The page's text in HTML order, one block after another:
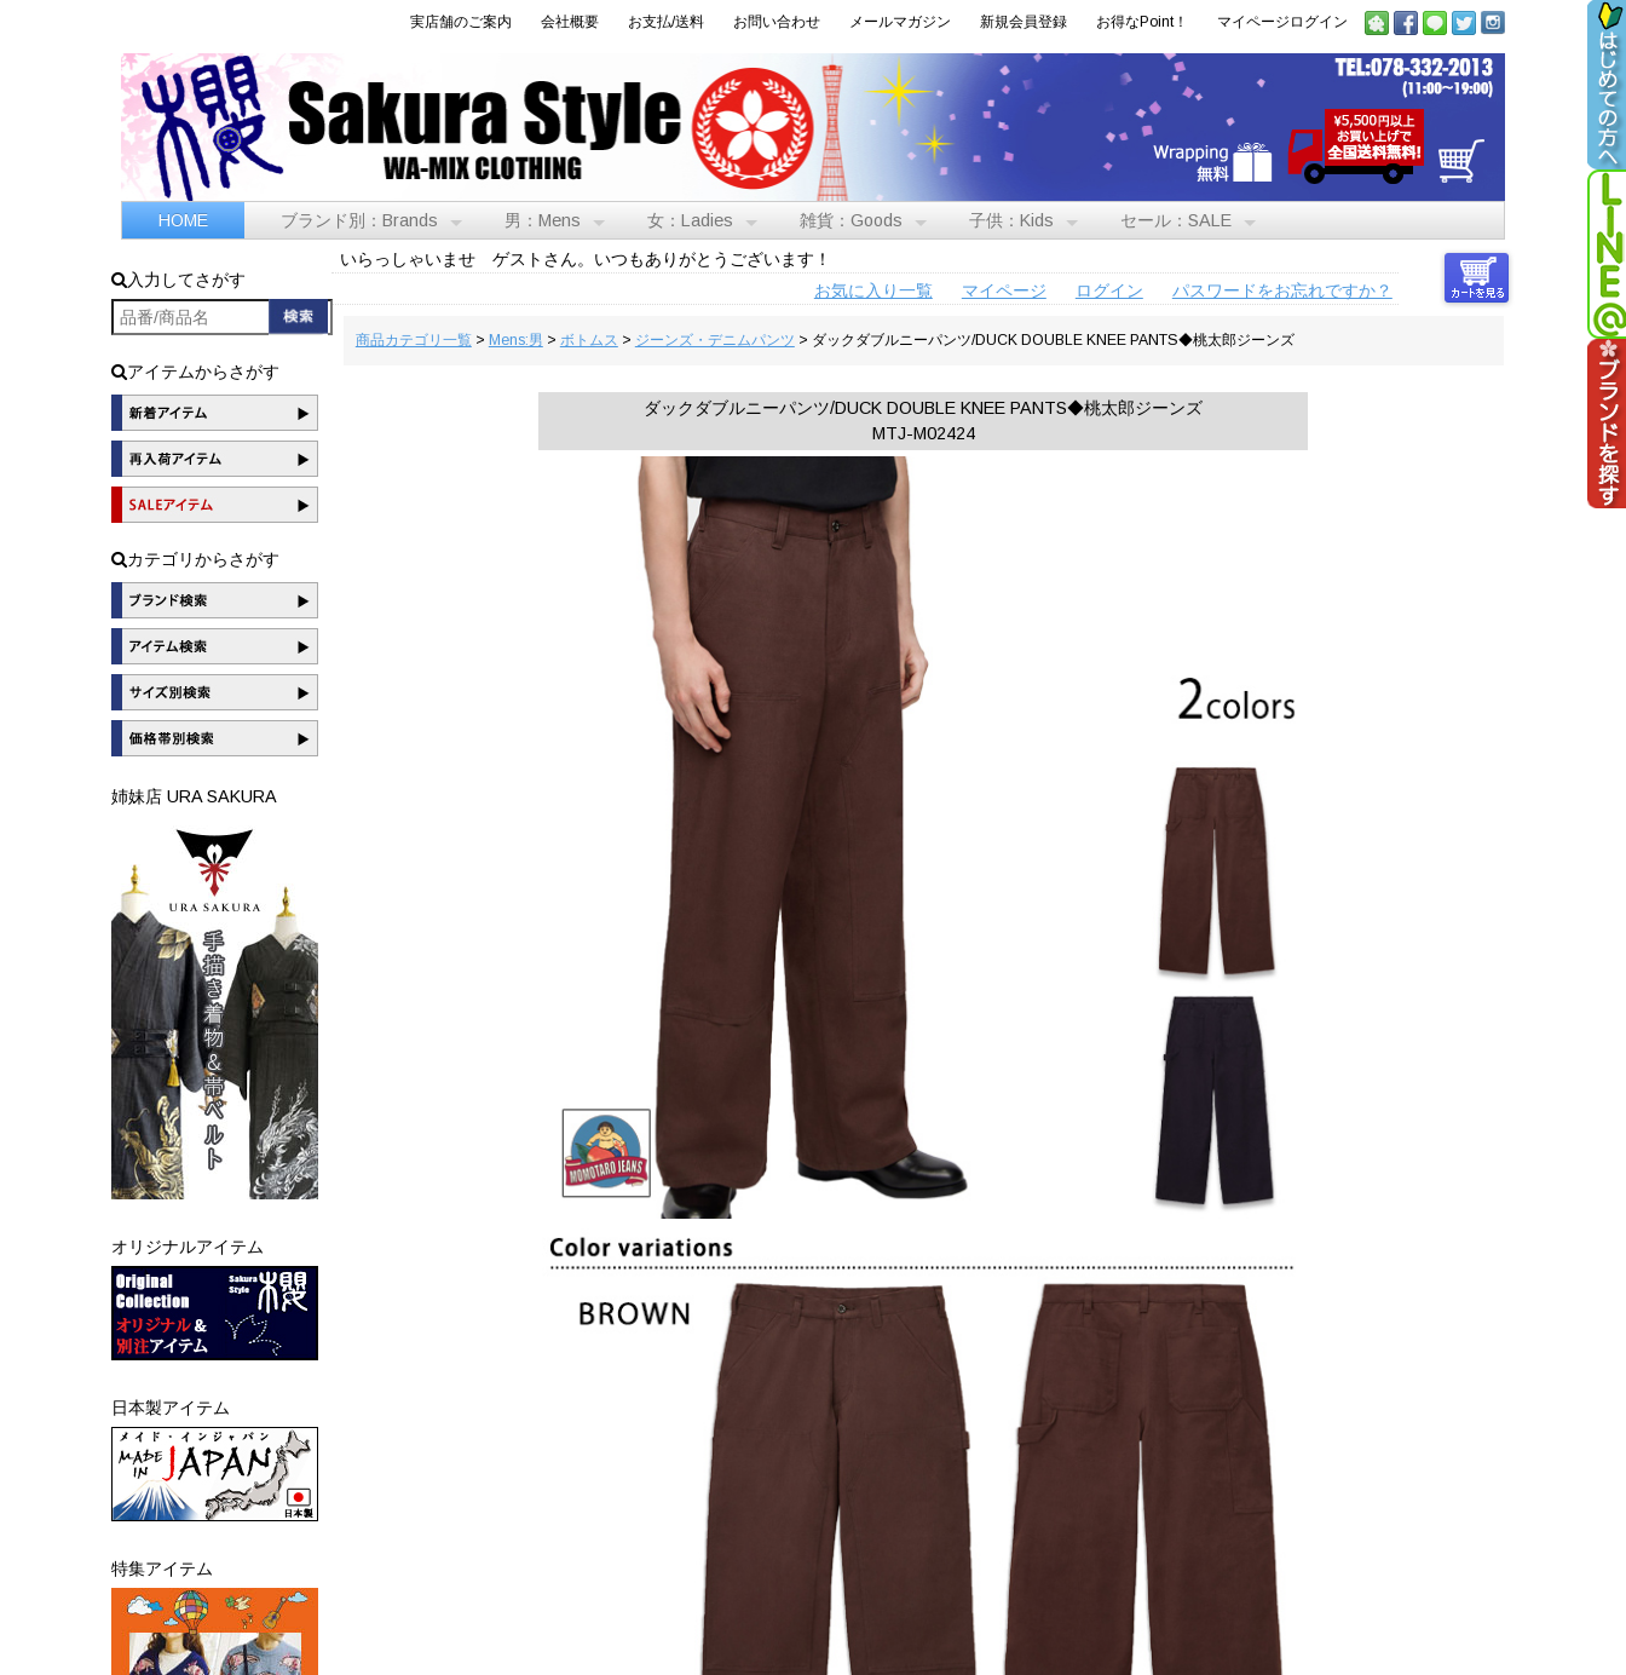
実店舗のご案内 会社概要 お支払/送料 お問い合わせ メールマガジン 新規会員登録 お得なPoint！ マイページログイン
HOME ブランド別：Brands 男：Mens 女：Ladies 雑貨：Goods 子供：Kids セール：SALE
入力してさがす
アイテムからさがす
カテゴリからさがす
姉妹店 URA SAKURA
オリジナルアイテム
日本製アイテム
特集アイテム
いらっしゃいませ ゲストさん。いつもありがとうございます！
お気に入り一覧
マイページ ログイン パスワードをお忘れですか？
商品カテゴリ一覧> Mens:男 > ボトムス > ジーンズ・デニムパンツ > ダックダブルニーパンツ/DUCK DOUBLE KNEE PANTS◆桃太郎ジーンズ
ダックダブルニーパンツ/DUCK DOUBLE KNEE PANTS◆桃太郎ジーンズ
MTJ-M02424